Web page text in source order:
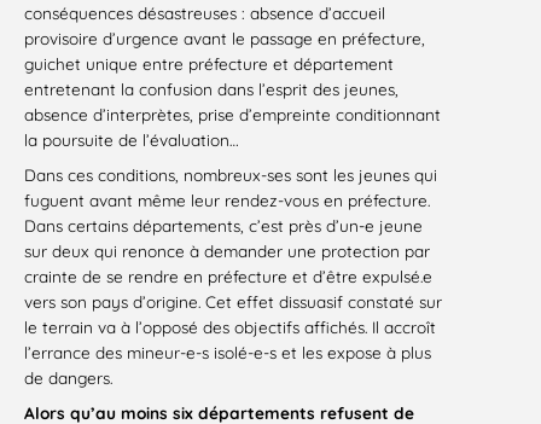
conséquences désastreuses : absence d’accueil
provisoire d’urgence avant le passage en préfecture,
guichet unique entre préfecture et département
entretenant la confusion dans l’esprit des jeunes,
absence d’interprètes, prise d’empreinte conditionnant
la poursuite de l’évaluation…
Dans ces conditions, nombreux-ses sont les jeunes qui
fuguent avant même leur rendez-vous en préfecture.
Dans certains départements, c’est près d’un-e jeune
sur deux qui renonce à demander une protection par
crainte de se rendre en préfecture et d’être expulsé.e
vers son pays d’origine. Cet effet dissuasif constaté sur
le terrain va à l’opposé des objectifs affichés. Il accroît
l’errance des mineur-e-s isolé-e-s et les expose à plus
de dangers.
Alors qu’au moins six départements refusent de